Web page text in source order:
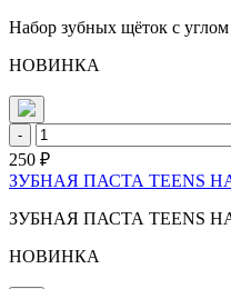
Набор зубных щёток с
НОВИНКА
-
250 ₽
ЗУБНАЯ ПАСТА TEENS
ЗУБНАЯ ПАСТА TEENS
НОВИНКА